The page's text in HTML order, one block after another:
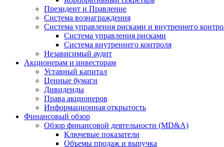
Президент и Правление
Система вознаграждения
Система управления рисками и внутреннего
Система управления рисками
Система внутреннего контроля
Независимый аудит
Акционерам и инвесторам
Уставный капитал
Ценные бумаги
Дивиденды
Права акционеров
Информационная открытость
Финансовый обзор
Обзор финансовой деятельности (MD&A)
Ключевые показатели
Объемы продаж и выручка